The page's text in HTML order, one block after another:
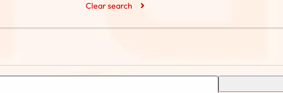
Clear search